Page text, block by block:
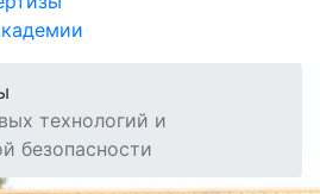
технологий и
безопасности